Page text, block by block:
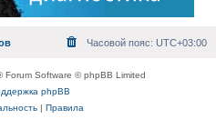
Часовой пояс: UTC+03:00
Forum Software © phpBB Limited
phpBB
| Правила